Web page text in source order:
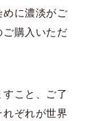
に濃淡がご
ご購入いただ
こと、ご了
ぞれが世界